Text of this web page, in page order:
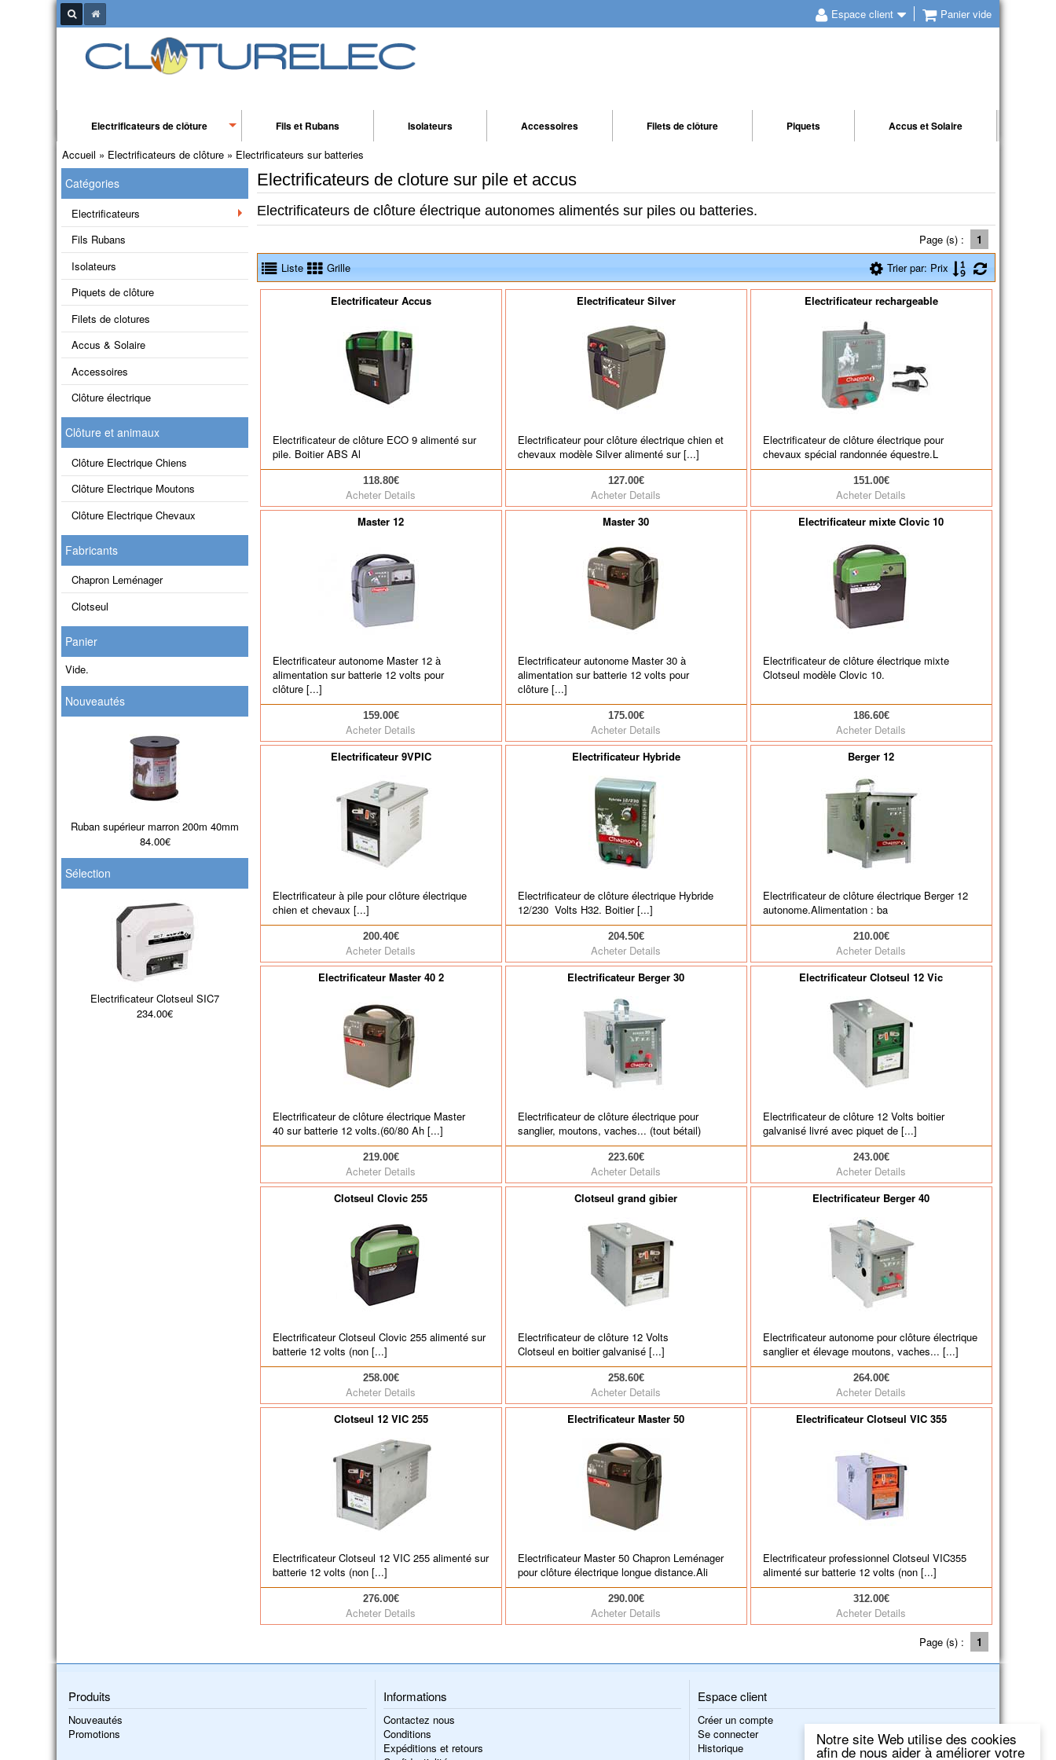
Notre site Web utilise des cookies
afin de nous aider à améliorer votre
Espace client Panier vide
Electrificateurs de clôture Fils et Rubans Isolateurs Accessoires Filets de clôture Piquets Accus et Solaire
Accueil » Electrificateurs de clôture » Electrificateurs sur batteries
Electrificateurs de cloture sur pile et accus
Electrificateurs de clôture électrique autonomes alimentés sur piles ou batteries.
Page (s) :
1
Trier par: Prix
Liste Grille
Electrificateur Accus
Electrificateur de clôture ECO 9 alimenté sur
pile. Boitier ABS Al
118.80€
Acheter Details
Electrificateur Silver
Electrificateur pour clôture électrique chien et
chevaux modèle Silver alimenté sur [...]
127.00€
Acheter Details
Electrificateur rechargeable
Electrificateur de clôture électrique pour
chevaux spécial randonnée équestre.L
151.00€
Acheter Details
Master 12
Electrificateur autonome Master 12 à
alimentation sur batterie 12 volts pour
clôture [...]
159.00€
Acheter Details
Master 30
Electrificateur autonome Master 30 à
alimentation sur batterie 12 volts pour
clôture [...]
175.00€
Acheter Details
Electrificateur mixte Clovic 10
Electrificateur de clôture électrique mixte
Clotseul modèle Clovic 10.
186.60€
Acheter Details
Electrificateur 9VPIC
Electrificateur à pile pour clôture électrique
chien et chevaux [...]
200.40€
Acheter Details
Electrificateur Hybride
Electrificateur de clôture électrique Hybride
12/230 Volts H32. Boitier [...]
204.50€
Acheter Details
Berger 12
Electrificateur de clôture électrique Berger 12
autonome.Alimentation : ba
210.00€
Acheter Details
Electrificateur Master 40 2
Electrificateur de clôture électrique Master
40 sur batterie 12 volts.(60/80 Ah [...]
219.00€
Acheter Details
Electrificateur Berger 30
Electrificateur de clôture électrique pour
sanglier, moutons, vaches... (tout bétail)
223.60€
Acheter Details
Electrificateur Clotseul 12 Vic
Electrificateur de clôture 12 Volts boitier
galvanisé livré avec piquet de [...]
243.00€
Acheter Details
Clotseul Clovic 255
Electrificateur Clotseul Clovic 255 alimenté sur
batterie 12 volts (non [...]
258.00€
Acheter Details
Clotseul grand gibier
Electrificateur de clôture 12 Volts
Clotseul en boitier galvanisé [...]
258.60€
Acheter Details
Electrificateur Berger 40
Electrificateur autonome pour clôture électrique
sanglier et élevage moutons, vaches... [...]
264.00€
Acheter Details
Clotseul 12 VIC 255
Electrificateur Clotseul 12 VIC 255 alimenté sur
batterie 12 volts (non [...]
276.00€
Acheter Details
Electrificateur Master 50
Electrificateur Master 50 Chapron Leménager
pour clôture électrique longue distance.Ali
290.00€
Acheter Details
Electrificateur Clotseul VIC 355
Electrificateur professionnel Clotseul VIC355
alimenté sur batterie 12 volts (non [...]
312.00€
Acheter Details
Page (s) :
1
Catégories
Electrificateurs
Fils Rubans
Isolateurs
Piquets de clôture
Filets de clotures
Accus & Solaire
Accessoires
Clôture électrique
Clôture et animaux
Clôture Electrique Chiens
Clôture Electrique Moutons
Clôture Electrique Chevaux
Fabricants
Chapron Leménager
Clotseul
Panier
Vide.
Nouveautés
Ruban supérieur marron 200m 40mm
84.00€
Sélection
Electrificateur Clotseul SIC7
234.00€
Produits
Nouveautés
Promotions
Informations
Contactez nous
Conditions
Expéditions et retours
Espace client
Créer un compte
Se connecter
Historique